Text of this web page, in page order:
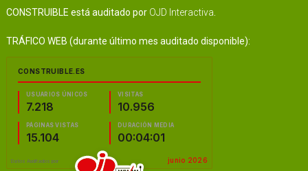
CONSTRUIBLE está auditado por OJD Interactiva
TRÁFICO WEB (durante último mes auditado disponible):